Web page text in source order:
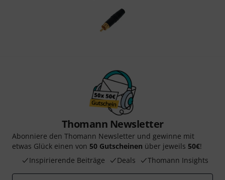
Thomann Newsletter
Abonniere den Thomann Newsletter und gewinne mit
etwas Glück einen von 50 Gutscheinen über jeweils 50€!
Inspirierende Beiträge
Deals Thomann Insights